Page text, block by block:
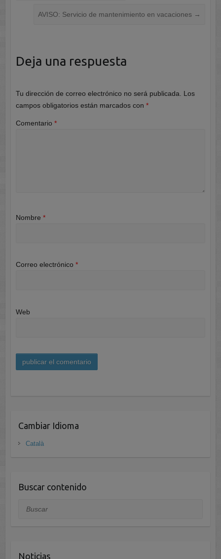
AVISO: Servicio de mantenimiento en vacaciones →
Deja una respuesta
Tu dirección de correo electrónico no será publicada. Los
campos obligatorios están marcados con *
Comentario *
Nombre *
Correo electrónico *
Web
eCambiar Idioma
Català
Buscar contenido
Buscar
Noticias